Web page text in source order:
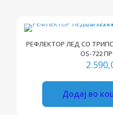
РЕФЛЕКТОР ЛЕД СО
OS-722
Додај во